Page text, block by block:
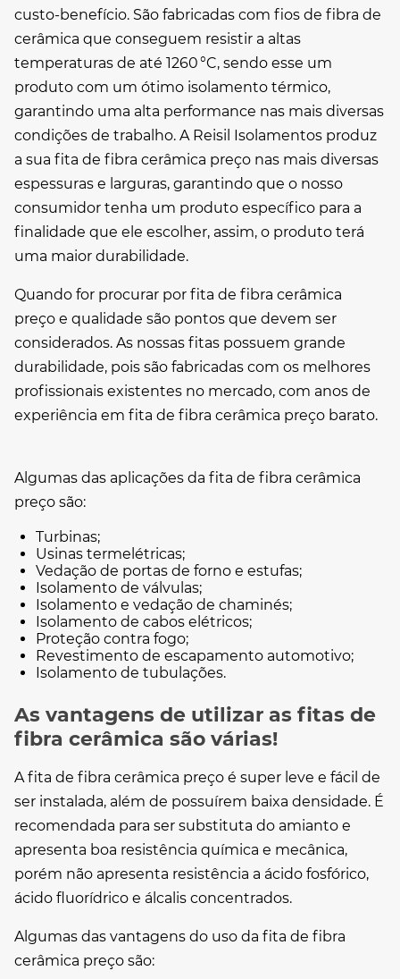
custo-benefício. São fabricadas com fios de fibra de
cerâmica que conseguem resistir a altas
temperaturas de até 1260 °C, sendo esse um
produto com um ótimo isolamento térmico,
garantindo uma alta performance nas mais diversas
condições de trabalho. A Reisil Isolamentos produz
a sua fita de fibra cerâmica preço nas mais diversas
espessuras e larguras, garantindo que o nosso
consumidor tenha um produto específico para a
finalidade que ele escolher, assim, o produto terá
uma maior durabilidade.
Quando for procurar por fita de fibra cerâmica
preço e qualidade são pontos que devem ser
considerados. As nossas fitas possuem grande
durabilidade, pois são fabricadas com os melhores
profissionais existentes no mercado, com anos de
experiência em fita de fibra cerâmica preço barato.
Algumas das aplicações da fita de fibra cerâmica
preço são:
Turbinas;
Usinas termelétricas;
Vedação de portas de forno e estufas;
Isolamento de válvulas;
Isolamento e vedação de chaminés;
Isolamento de cabos elétricos;
Proteção contra fogo;
Revestimento de escapamento automotivo;
Isolamento de tubulações.
As vantagens de utilizar as fitas de
fibra cerâmica são várias!
Afita de fibra cerâmica preço é super leve e fácil de
ser instalada, além de possuírem baixa densidade. É
recomendada para ser substituta do amianto e
apresenta boa resistência química e mecânica,
porém não apresenta resistência a ácido fosfórico,
ácido fluorídrico e álcalis concentrados.
Algumas das vantagens do uso da fita de fibra
cerâmica preço são: